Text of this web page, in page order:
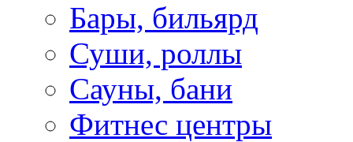
Бары, бильярд
Суши, роллы
Сауны, бани
Фитнес центры